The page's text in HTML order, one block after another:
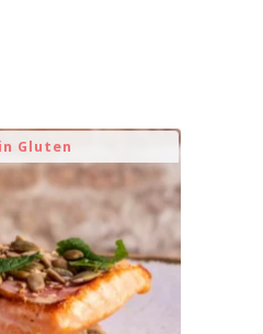
Gluten